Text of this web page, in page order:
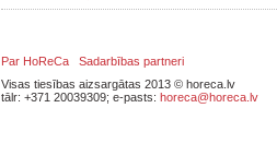
Par HoReCa
Sadarbības partneri
Visas tiesības aizsargātas 2013 © horeca.lv
tālr: +371 20039309; e-pasts: horeca@horeca.lv